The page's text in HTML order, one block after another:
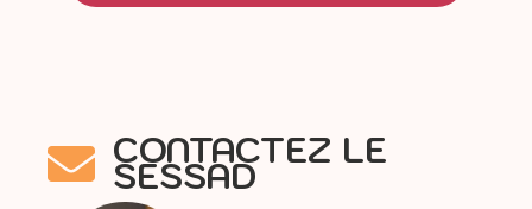
CONTACTEZ LE
SESSAD